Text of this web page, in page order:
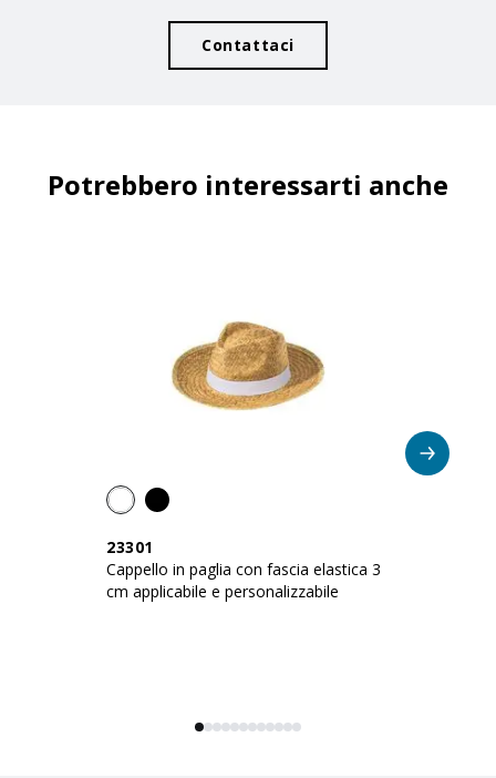
Contattaci
Potrebbero interessarti anche
23301
Cappello in paglia con fascia elastica 3
cm applicabile e personalizzabile